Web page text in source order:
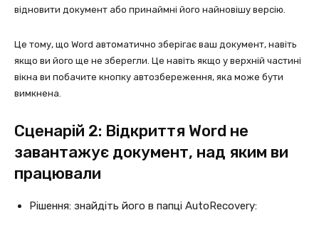
відновити документ або принаймні його найновішу версію.
Це тому, що Word автоматично зберігає ваш документ, навіть
якщо ви його ще не зберегли. Це навіть якщо у верхній частині
вікна ви побачите кнопку автозбереження, яка може бути
вимкнена.
Сценарій 2: Відкриття Word не
завантажує документ, над яким ви
працювали
Рішення: знайдіть його в папці AutoRecovery: